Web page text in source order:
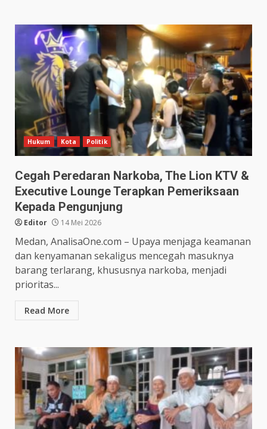
Hukum Kota Politik
Cegah Peredaran Narkoba, The Lion KTV &
Executive Lounge Terapkan Pemeriksaan
Kepada Pengunjung
Editor 14 Mei 2026
Medan, AnalisaOne.com – Upaya menjaga keamanan
dan kenyamanan sekaligus mencegah masuknya
barang terlarang, khususnya narkoba, menjadi
prioritas...
Read More